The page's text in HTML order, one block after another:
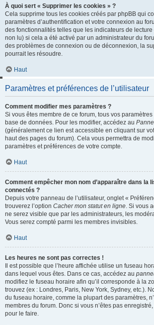
À quoi sert « Supprimer les cookies » ?
Cela supprime tous les cookies créés par phpBB qui
paramètres d’authentification et votre connexion au
des fonctionnalités telles que les indicateurs de
non lu) si cela a été activé par un administrateur du
des problèmes de connexion ou de déconnexion, la
pourrait les résoudre.
Haut
Paramètres et préférences de l’utilisateur
Comment modifier mes paramètres ?
Si vous êtes membre de ce forum, tous vos
base de données. Pour les modifier, accédez au
(généralement ce lien est accessible en cliquant sur
haut des pages du forum). Cela vous permettra de
paramètres et préférences de votre compte.
Haut
Comment empêcher mon nom d’apparaître dans la
connectés ?
Depuis votre panneau de l’utilisateur, onglet «
trouverez l’option Cacher mon statut en ligne. Si vous
ne serez visible que par les administrateurs, les
Vous serez compté parmi les membres invisibles.
Haut
Les heures ne sont pas correctes !
Il est possible que l’heure affichée utilise un fuseau
dans lequel vous êtes. Dans ce cas, accédez au
modifiez le fuseau horaire afin qu’il corresponde à la
trouvez (ex : Londres, Paris, New York, Sydney, etc.).
du fuseau horaire, comme la plupart des paramètres,
membres du forum. Donc si vous n’êtes pas
pour le faire.